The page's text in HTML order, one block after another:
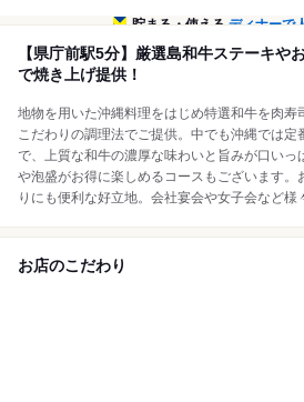
貯まる・使えるディナーで
【県庁前駅5分】厳選島和牛ステーキや
で焼き上げ提供！
地物を用いた沖縄料理をはじめ特選和牛を肉寿
こだわりの調理法でご提供。中でも沖縄では定
で、上質な和牛の濃厚な味わいと旨みが口いっ
や泡盛がお得に楽しめるコースもございます。
りにも便利な好立地。会社宴会や女子会など様
お店のこだわり